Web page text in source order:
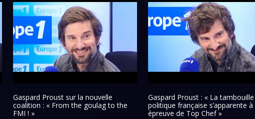
Gaspard Proust sur la nouvelle
coalition : « From the goulag to the
FMI ! »
Gaspard Proust : « La tambouille
politique française s’apparente à
épreuve de Top Chef »